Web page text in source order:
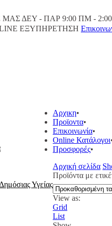
ΜΑΣ ΔΕΥ - ΠΑΡ 9:00 ΠM -
ΕΞΥΠΗΡΕΤΗΣH
Υγείας
Αρχικη
Προϊοντα
Επικοινωνία
Online Κατάλογοι
Προσφορές
Αρχική σελίδα
Προϊόντα με
View as:
Grid
List